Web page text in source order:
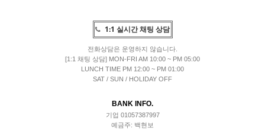
1:1 실시간 채팅 상담
전화상담은 운영하지 않습니다.
[1:1 채팅 상담] MON-FRI AM 10:00 ~ PM 05:00
LUNCH TIME PM 12:00 ~ PM 01:00
SAT / SUN / HOLIDAY OFF
BANK INFO.
기업 01057387997
예금주: 백현보